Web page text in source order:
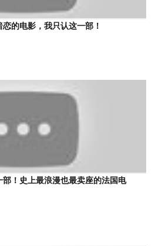
的电影，我只认这一部！
部！史上最浪漫也最卖座的法国电